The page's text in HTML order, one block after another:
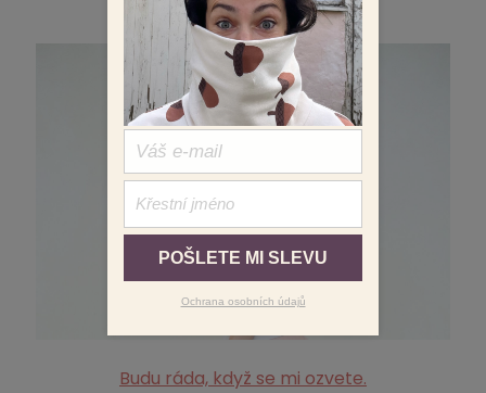
Budu ráda, když se mi ozvete.
POŠLETE MI SLEVU
Ochrana osobních údajů